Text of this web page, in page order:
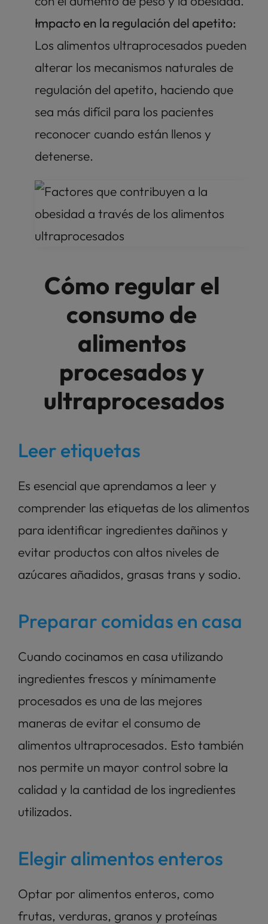
Los alimentos ultraprocesados pueden
alterar los mecanismos naturales de
regulación del apetito, haciendo que
sea más difícil para los pacientes
reconocer cuando están llenos y
detenerse.
Cómo regular el
consumo de
alimentos
procesados y
ultraprocesados
Leer etiquetas
Es esencial que aprendamos a leer y
comprender las etiquetas de los alimentos
para identificar ingredientes dañinos y
evitar productos con altos niveles de
azúcares añadidos, grasas trans y sodio.
Preparar comidas en casa
Cuando cocinamos en casa utilizando
ingredientes frescos y mínimamente
procesados es una de las mejores
maneras de evitar el consumo de
alimentos ultraprocesados. Esto también
nos permite un mayor control sobre la
calidad y la cantidad de los ingredientes
utilizados.
Elegir alimentos enteros
Optar por alimentos enteros, como
frutas, verduras, granos y proteínas